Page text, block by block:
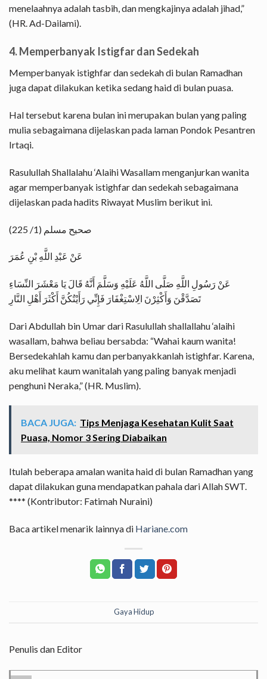
menelaahnya adalah tasbih, dan mengkajinya adalah jihad,”
(HR. Ad-Dailami).
4. Memperbanyak Istigfar dan Sedekah
Memperbanyak istighfar dan sedekah di bulan Ramadhan
juga dapat dilakukan ketika sedang haid di bulan puasa.
Hal tersebut karena bulan ini merupakan bulan yang paling
mulia sebagaimana dijelaskan pada laman Pondok Pesantren
Irtaqi.
Rasulullah Shallalahu ‘Alaihi Wasallam menganjurkan wanita
agar memperbanyak istighfar dan sedekah sebagaimana
dijelaskan pada hadits Riwayat Muslim berikut ini.
صحيح مسلم (1/ 225)
عَنْ عَبْدِ اللَّهِ بْنِ عُمَرَ
عَنْ رَسُولِ اللَّهِ صَلَّى اللَّهُ عَلَيْهِ وَسَلَّمَ أَنَّهُ قَالَ يَا مَعْشَرَ النِّسَاءِ
تَصَدَّقْنَ وَأَكْثِرْنَ الِاسْتِغْفَارَ فَإِنِّي رَأَيْتُكُنَّ أَكْثَرَ أَهْلِ النَّارِ
Dari Abdullah bin Umar dari Rasulullah shallallahu ‘alaihi
wasallam, bahwa beliau bersabda: “Wahai kaum wanita!
Bersedekahlah kamu dan perbanyakkanlah istighfar. Karena,
aku melihat kaum wanitalah yang paling banyak menjadi
penghuni Neraka,” (HR. Muslim).
BACA JUGA: Tips Menjaga Kesehatan Kulit Saat
Puasa, Nomor 3 Sering Diabaikan
Itulah beberapa amalan wanita haid di bulan Ramadhan yang
dapat dilakukan guna mendapatkan pahala dari Allah SWT.
**** (Kontributor: Fatimah Nuraini)
Baca artikel menarik lainnya di Hariane.com
Gaya Hidup
Penulis dan Editor